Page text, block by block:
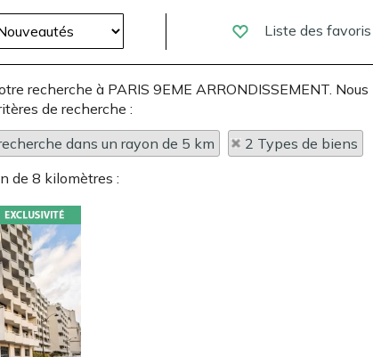
Liste des favoris
recherche à PARIS 9EME ARRONDISSEMENT. Nous
de recherche :
dans un rayon de 5 km
2 Types de biens
de 8 kilomètres :